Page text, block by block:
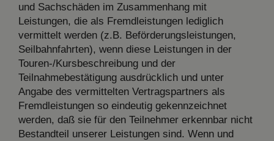
und Sachschäden im Zusammenhang mit
Leistungen, die als Fremdleistungen lediglich
vermittelt werden (z.B. Beförderungsleistungen,
Seilbahnfahrten), wenn diese Leistungen in der
Touren-/Kursbeschreibung und der
Teilnahmebestätigung ausdrücklich und unter
Angabe des vermittelten Vertragspartners als
Fremdleistungen so eindeutig gekennzeichnet
werden, daß sie für den Teilnehmer erkennbar nicht
Bestandteil unserer Leistungen sind. Wenn und